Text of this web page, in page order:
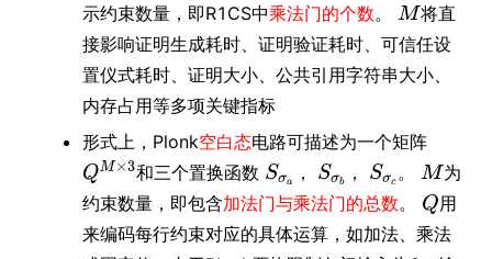
示约束数量，即R1CS中乘法门的个数。
将直
接影响证明生成耗时、证明验证耗时、可信任设
置仪式耗时、证明大小、公共引用字符串大小、
内存占用等多项关键指标
形式上，Plonk空白态电路可描述为一个矩阵
和三个置换函数
， ， 。
为
约束数量，即包含加法门与乘法门的总数。
用
来编码每行约束对应的具体运算，如加法、乘法